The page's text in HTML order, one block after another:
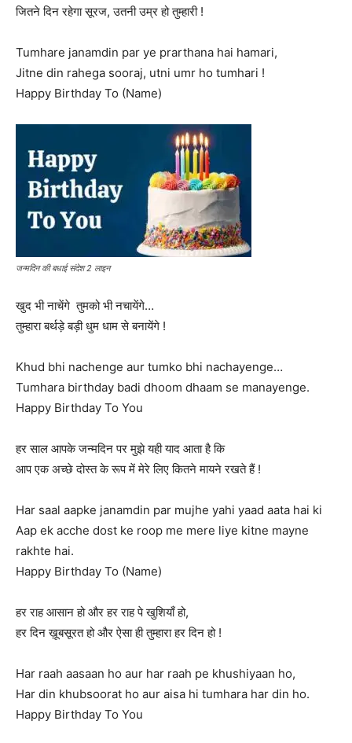
जितने दिन रहेगा सूरज, उतनी उम्र हो तुम्हारी !
Tumhare janamdin par ye prarthana hai hamari,
Jitne din rahega sooraj, utni umr ho tumhari !
Happy Birthday To (Name)
जन्मदिन की बधाई संदेश 2 लाइन
खुद भी नाचेंगे ‍ तुमको भी नचायेंगे…
तुम्हारा बर्थड़े बड़ी धुम धाम से बनायेंगे !
Khud bhi nachenge ‍aur tumko bhi nachayenge…
Tumhara birthday badi dhoom dhaam se manayenge.
Happy Birthday To You
हर साल आपके जन्मदिन पर मुझे यही याद आता है कि
आप एक अच्छे दोस्त के रूप में मेरे लिए कितने मायने रखते हैं !
Har saal aapke janamdin par mujhe yahi yaad aata hai ki
Aap ek acche dost ke roop me mere liye kitne mayne
rakhte hai.
Happy Birthday To (Name)
हर राह आसान हो और हर राह पे खुशियाँ हो,
हर दिन ख़ूबसूरत हो और ऐसा ही तुम्हारा हर दिन हो !
Har raah aasaan ho aur har raah pe khushiyaan ho,
Har din khubsoorat ho aur aisa hi tumhara har din ho.
Happy Birthday To You